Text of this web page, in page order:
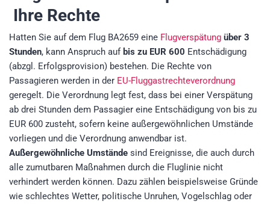
Ihre Rechte
Hatten Sie auf dem Flug BA2659 eine Flugverspätung über 3
Stunden, kann Anspruch auf bis zu EUR 600 Entschädigung
(abzgl. Erfolgsprovision) bestehen. Die Rechte von
Passagieren werden in der EU-Fluggastrechteverordnung
geregelt. Die Verordnung legt fest, dass bei einer Verspätung
ab drei Stunden dem Passagier eine Entschädigung von bis zu
EUR 600 zusteht, sofern keine außergewöhnlichen Umstände
vorliegen und die Verordnung anwendbar ist.
Außergewöhnliche Umstände sind Ereignisse, die auch durch
alle zumutbaren Maßnahmen durch die Fluglinie nicht
verhindert werden können. Dazu zählen beispielsweise Gründe
wie schlechtes Wetter, politische Unruhen, Vogelschlag oder